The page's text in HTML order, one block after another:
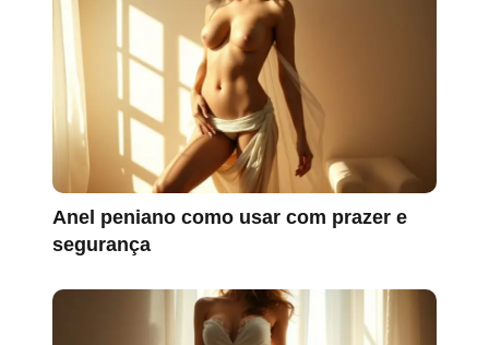
Anel peniano como usar com prazer e
segurança